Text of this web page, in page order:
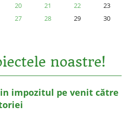
20 21 22
23
27 28 29
30
noastre!
impozitul pe venit către